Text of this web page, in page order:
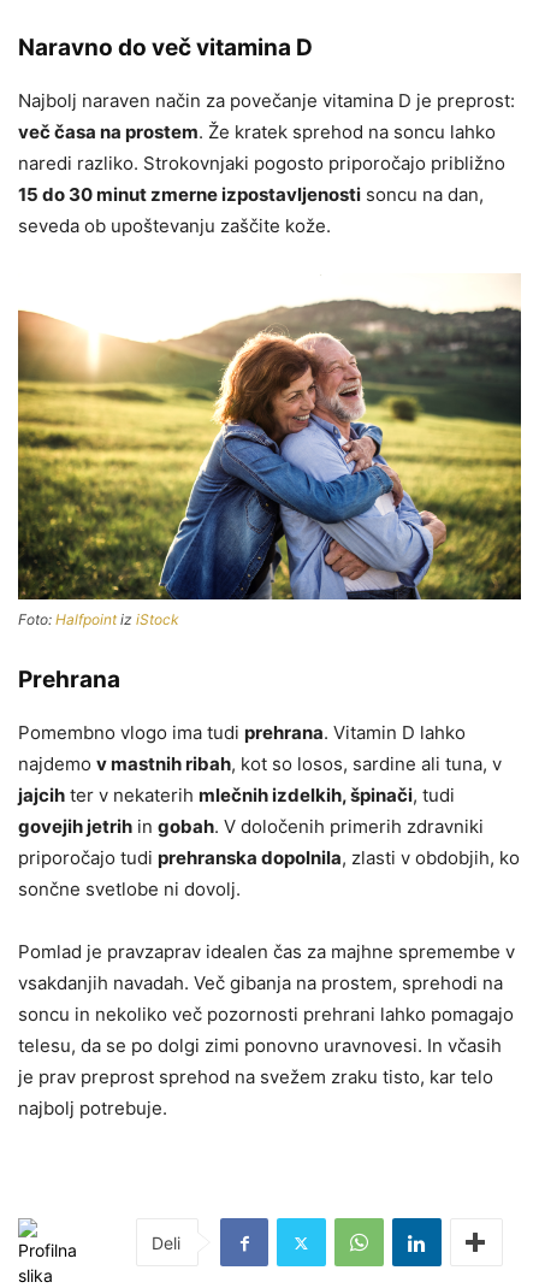
Naravno do več vitamina D
Najbolj naraven način za povečanje vitamina D je preprost:
več časa na prostem. Že kratek sprehod na soncu lahko
naredi razliko. Strokovnjaki pogosto priporočajo približno
15 do 30 minut zmerne izpostavljenosti soncu na dan,
seveda ob upoštevanju zaščite kože.
Foto: Halfpointiz iStock
Prehrana
Pomembno vlogo ima tudi prehrana. Vitamin D lahko
najdemo v mastnih ribah, kot so losos, sardine ali tuna, v
jajcih ter v nekaterih mlečnih izdelkih, špinači, tudi
govejih jetrih in gobah. V določenih primerih zdravniki
priporočajo tudi prehranska dopolnila, zlasti v obdobjih, ko
sončne svetlobe ni dovolj.
Pomlad je pravzaprav idealen čas za majhne spremembe v
vsakdanjih navadah. Več gibanja na prostem, sprehodi na
soncu in nekoliko več pozornosti prehrani lahko pomagajo
telesu, da se po dolgi zimi ponovno uravnovesi. In včasih
je prav preprost sprehod na svežem zraku tisto, kar telo
najbolj potrebuje.